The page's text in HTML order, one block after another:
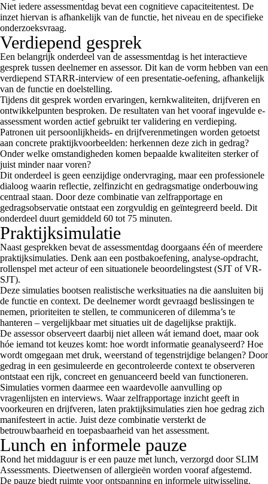
Niet iedere assessmentdag bevat een cognitieve capaciteitentest. De
inzet hiervan is afhankelijk van de functie, het niveau en de specifieke
onderzoeksvraag.
Verdiepend gesprek
Een belangrijk onderdeel van de assessmentdag is het interactieve
gesprek tussen deelnemer en assessor. Dit kan de vorm hebben van een
verdiepend STARR-interview of een presentatie-oefening, afhankelijk
van de functie en doelstelling.
Tijdens dit gesprek worden ervaringen, kernkwaliteiten, drijfveren en
ontwikkelpunten besproken. De resultaten van het vooraf ingevulde e-
assessment worden actief gebruikt ter validering en verdieping.
Patronen uit persoonlijkheids- en drijfverenmetingen worden getoetst
aan concrete praktijkvoorbeelden: herkennen deze zich in gedrag?
Onder welke omstandigheden komen bepaalde kwaliteiten sterker of
juist minder naar voren?
Dit onderdeel is geen eenzijdige ondervraging, maar een professionele
dialoog waarin reflectie, zelfinzicht en gedragsmatige onderbouwing
centraal staan. Door deze combinatie van zelfrapportage en
gedragsobservatie ontstaat een zorgvuldig en geïntegreerd beeld. Dit
onderdeel duurt gemiddeld 60 tot 75 minuten.
Praktijksimulatie
Naast gesprekken bevat de assessmentdag doorgaans één of meerdere
praktijksimulaties. Denk aan een postbakoefening, analyse-opdracht,
rollenspel met acteur of een situationele beoordelingstest (SJT of VR-
SJT).
Deze simulaties bootsen realistische werksituaties na die aansluiten bij
de functie en context. De deelnemer wordt gevraagd beslissingen te
nemen, prioriteiten te stellen, te communiceren of dilemma’s te
hanteren – vergelijkbaar met situaties uit de dagelijkse praktijk.
De assessor observeert daarbij niet alleen wát iemand doet, maar ook
hóe iemand tot keuzes komt: hoe wordt informatie geanalyseerd? Hoe
wordt omgegaan met druk, weerstand of tegenstrijdige belangen? Door
gedrag in een gesimuleerde en gecontroleerde context te observeren
ontstaat een rijk, concreet en genuanceerd beeld van functioneren.
Simulaties vormen daarmee een waardevolle aanvulling op
vragenlijsten en interviews. Waar zelfrapportage inzicht geeft in
voorkeuren en drijfveren, laten praktijksimulaties zien hoe gedrag zich
manifesteert in actie. Juist deze combinatie versterkt de
betrouwbaarheid en toepasbaarheid van het assessment.
Lunch en informele pauze
Rond het middaguur is er een pauze met lunch, verzorgd door SLIM
Assessments. Dieetwensen of allergieën worden vooraf afgestemd.
De pauze biedt ruimte voor ontspanning en informele uitwisseling.